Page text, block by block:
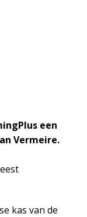
een
Vermeire.
kas van de